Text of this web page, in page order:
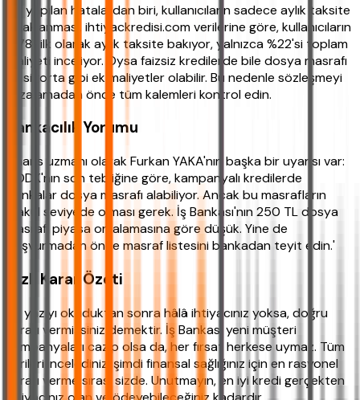
Sık yapılan hatalardan biri, kullanıcıların sadece aylık taksite
odaklanması. ihtiyackredisi.com verilerine göre, kullanıcıların
%78'i ilk olarak aylık taksite bakıyor, yalnızca %22'si toplam
maliyeti inceliyor. Oysa faizsiz kredilerde bile dosya masrafı
ve sigorta gibi ek maliyetler olabilir. Bu nedenle sözleşmeyi
imzalamadan önce tüm kalemleri kontrol edin.
Bankacılık Yorumu
Finans uzmanı olarak Furkan YAKA'nın başka bir uyarısı var:
'BDDK'nın son tebliğine göre, kampanyalı kredilerde
bankalar dosya masrafı alabiliyor. Ancak bu masrafların
makul seviyede olması gerek. İş Bankası'nın 250 TL dosya
masrafı piyasa ortalamasına göre düşük. Yine de
başvurmadan önce masraf listesini bankadan teyit edin.'
Hızlı Karar Özeti
Bu yazıyı okuduktan sonra hâlâ ihtiyacınız yoksa, doğru
kararı vermişsiniz demektir. İş Bankası yeni müşteri
kampanyaları cazip olsa da, her fırsat herkese uymaz. Tüm
verileri incelediniz, şimdi finansal sağlığınız için en rasyonel
kararı verme sırası sizde. Unutmayın, en iyi kredi gerçekten